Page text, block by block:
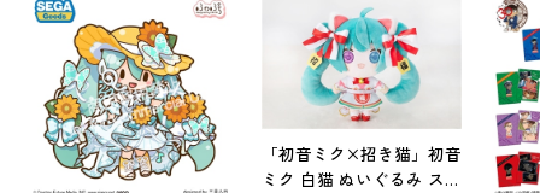
「初音ミク×招き猫」初音
ミク 白猫 ぬいぐるみ スタ